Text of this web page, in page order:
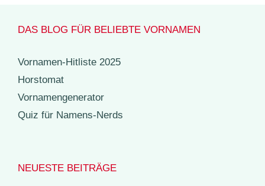
DAS BLOG FÜR BELIEBTE VORNAMEN
Vornamen-Hitliste 2025
Horstomat
Vornamengenerator
Quiz für Namens-Nerds
NEUESTE BEITRÄGE